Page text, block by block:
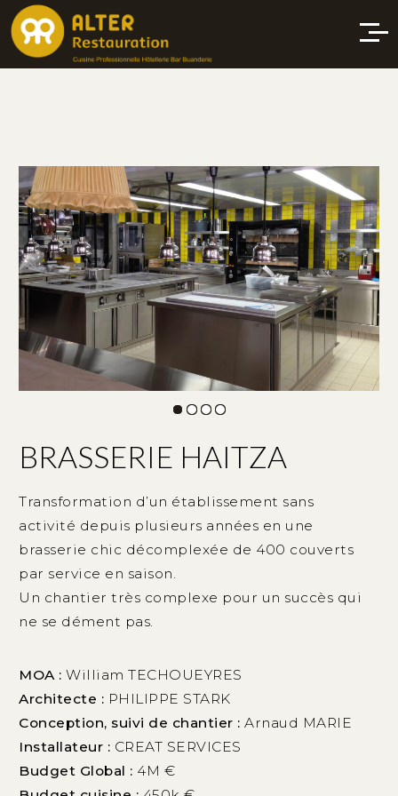
BRASSERIE HAITZA
Transformation d’un établissement sans
activité depuis plusieurs années en une
brasserie chic décomplexée de 400 couverts
par service en saison.
Un chantier très complexe pour un succès qui
ne se dément pas.
MOA : William TECHOUEYRES
Architecte : PHILIPPE STARK
Conception, suivi de chantier : Arnaud MARIE
Installateur : CREAT SERVICES
Budget Global : 4M €